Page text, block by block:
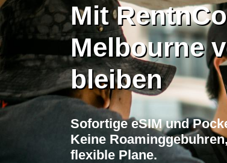
Mit
Melbourne
bleiben
Sofortige eSIM und
Keine
flexible Plane.